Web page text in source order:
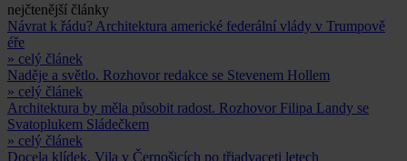
nejčtenější články
Návrat k řádu? Architektura americké federální vlády v Trumpově
éře
» celý článek
Naděje a světlo. Rozhovor redakce se Stevenem Hollem
» celý článek
Architektura by měla působit radost. Rozhovor Filipa Landy se
Svatoplukem Sládečkem
» celý článek
Docela klídek. Vila v Černošicích po třiadvaceti letech